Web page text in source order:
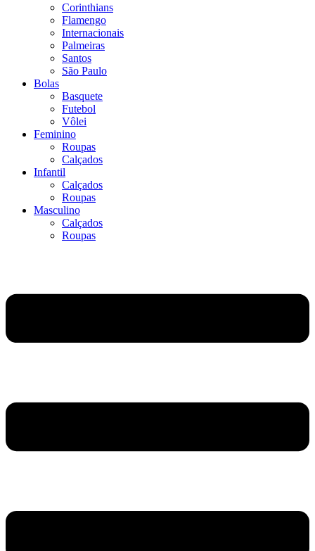
Corinthians
Flamengo
Internacionais
Palmeiras
Santos
São Paulo
Bolas
Basquete
Futebol
Vôlei
Feminino
Roupas
Calçados
Infantil
Calçados
Roupas
Masculino
Calçados
Roupas